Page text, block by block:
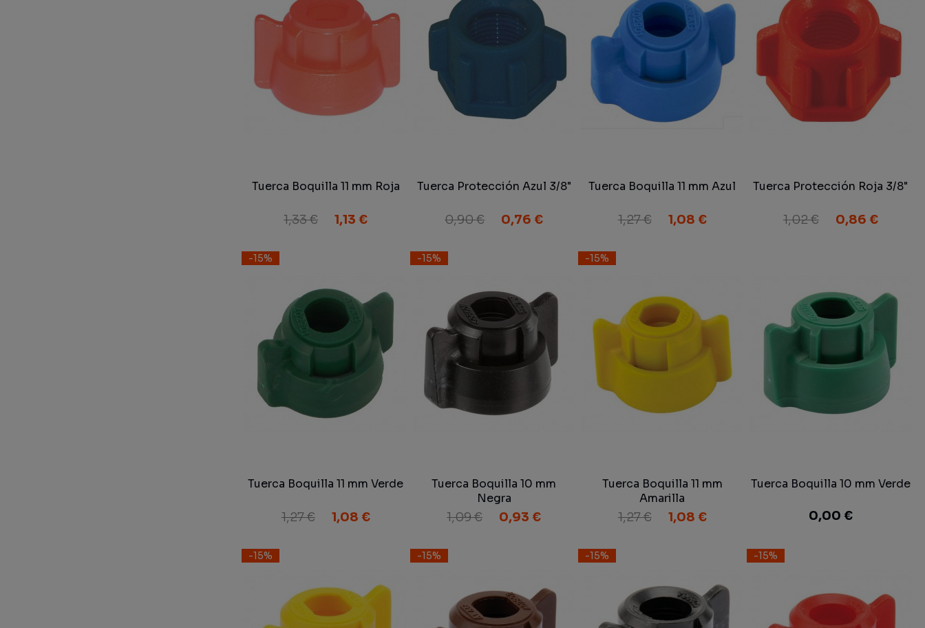
Tuerca Boquilla 11 mm Roja
1,33 € 1,13 €
Tuerca Protección Azul 3/8"
0,90 € 0,76 €
Tuerca Boquilla 11 mm Azul
1,27 € 1,08 €
Tuerca Protección Roja 3/8"
1,02 € 0,86 €
-15%
Tuerca Boquilla 11 mm Verde
1,27 € 1,08 €
-15%
Tuerca Boquilla 10 mm
Negra
1,09 € 0,93 €
-15%
Tuerca Boquilla 11 mm
Amarilla
1,27 € 1,08 €
Tuerca Boquilla 10 mm Verde
0,00 €
-15% -15% -15% -15%